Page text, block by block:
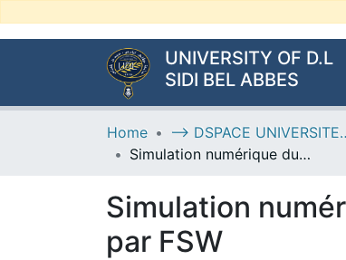
UNIVERSITY OF D.L
SIDI BEL ABBES
Home --> DSPACE
Simulation numérique du comportement thermomécanique du soudage par FSW
Simulation
par FSW